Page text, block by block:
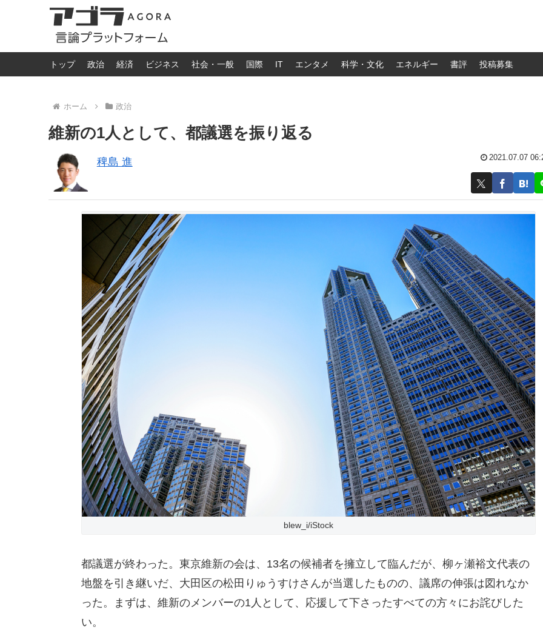
トップ 政治 経済 ビジネス 社会・一般 国際 IT エンタメ 科学・文化 エネルギー 書評 投稿募集
ホーム 政治
維新の1人として、都議選を振り返る
稗島 進 2021.07.07
blew_i/iStock
都議選が終わった。東京維新の会は、13名の候補者を擁立して臨んだが、柳ヶ瀬裕文代表の
地盤を引き継いだ、大田区の松田りゅうすけさんが当選したものの、議席の伸張は図れなか
った。まずは、維新のメンバーの1人として、応援して下さったすべての方々にお詫びした
い。